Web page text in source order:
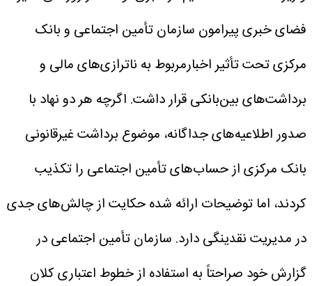
فضای خبری پیرامون سازمان تأمین اجتماعی و بانک
مرکزی تحت تأثیر اخبارمربوط به ناترازی‌های مالی و
برداشت‌های بین‌بانکی قرار داشت. اگرچه هر دو نهاد با
صدور اطلاعیه‌های جداگانه، موضوع برداشت غیرقانونی
بانک مرکزی از حساب‌های تأمین اجتماعی را تکذیب
کردند، اما توضیحات ارائه شده حکایت از چالش‌های جدی
در مدیریت نقدینگی دارد. سازمان تأمین اجتماعی در
گزارش خود صراحتاً به استفاده از خطوط اعتباری کلان